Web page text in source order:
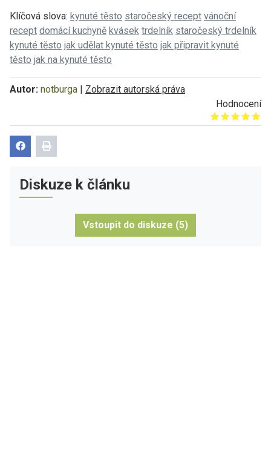
Klíčová slova: kynuté těsto staročeský recept vánoční
recept domácí kuchyně kvásek trdelník staročeský trdelník
kynuté těsto jak udělat kynuté těsto jak připravit kynuté
těsto jak na kynuté těsto
Autor: notburga | Zobrazit autorská práva
Hodnocení
Give it 1/5
Give it 2/5
Give it 3/5
Give it 4/5
Give it 5/5
Diskuze k článku
Vstoupit do diskuze (5)